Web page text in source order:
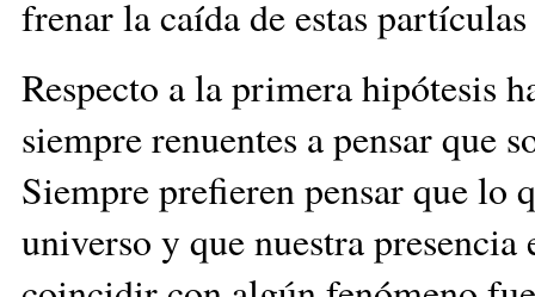
frenar la caída de estas
Respecto a la primera hipótesis
siempre renuentes a pensar que
Siempre prefieren pensar que lo
universo y que nuestra